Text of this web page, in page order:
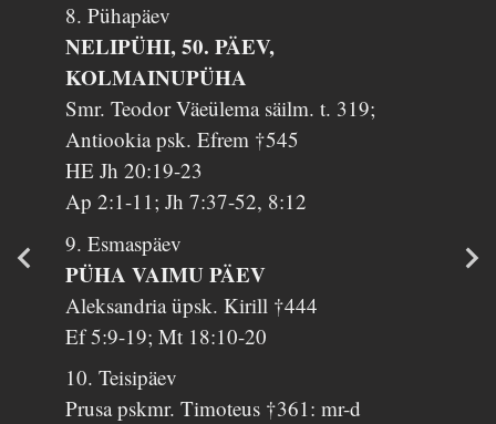
8. Pühapäev
NELIPÜHI, 50. PÄEV,
KOLMAINUPÜHA
Smr. Teodor Väeülema säilm. t. 319;
Antiookia psk. Efrem †545
HE Jh 20:19-23
Ap 2:1-11; Jh 7:37-52, 8:12
9. Esmaspäev
PÜHA VAIMU PÄEV
Aleksandria üpsk. Kirill †444
Ef 5:9-19; Mt 18:10-20
10. Teisipäev
Prusa pskmr. Timoteus †361: mr-d